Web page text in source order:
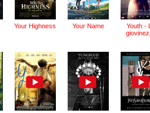
Your Highness Your Name
Youth -